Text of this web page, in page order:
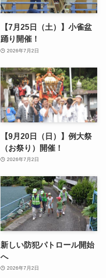
【7月25日（土）】小雀盆
踊り開催！
2026年7月2日
【9月20日（日）】例大祭
（お祭り）開催！
2026年7月2日
新しい防犯パトロール開始
へ
2026年7月2日